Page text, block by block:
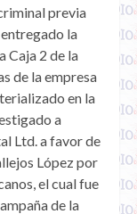
previa
la
Caja 2 de la
de la empresa
en la
a
Ltd. a favor de
López por
el cual fue
de la